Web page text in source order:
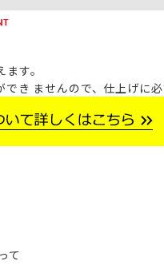
す。
き ませんので、仕上げに
て